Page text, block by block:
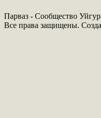
Парваз - Сообщество
Все права защищены.